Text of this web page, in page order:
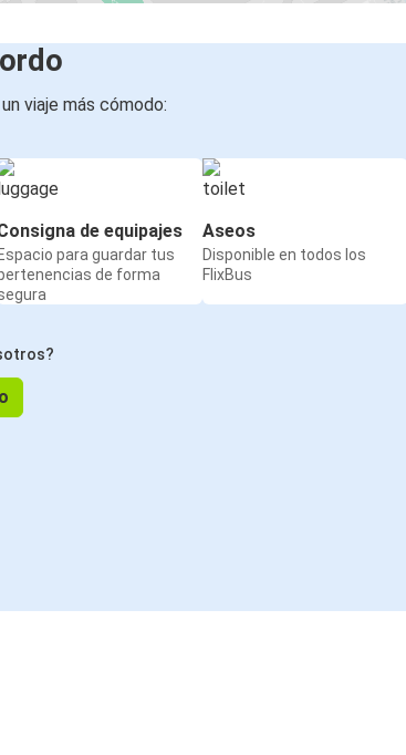
viaje más cómodo:
de equipajes
Espacio para guardar tus
de forma
Aseos
Disponible en todos los
FlixBus